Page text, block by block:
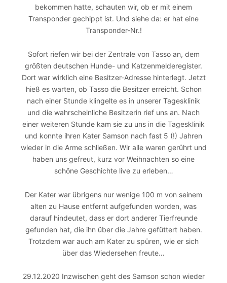
bekommen hatte, schauten wir, ob er mit einem
Transponder gechippt ist. Und siehe da: er hat eine
Transponder-Nr.!
Sofort riefen wir bei der Zentrale von Tasso an, dem
größten deutschen Hunde- und Katzenmelderegister.
Dort war wirklich eine Besitzer-Adresse hinterlegt. Jetzt
hieß es warten, ob Tasso die Besitzer erreicht. Schon
nach einer Stunde klingelte es in unserer Tagesklinik
und die wahrscheinliche Besitzerin rief uns an. Nach
einer weiteren Stunde kam sie zu uns in die Tagesklinik
und konnte ihren Kater Samson nach fast 5 (!) Jahren
wieder in die Arme schließen. Wir alle waren gerührt und
haben uns gefreut, kurz vor Weihnachten so eine
schöne Geschichte live zu erleben…
Der Kater war übrigens nur wenige 100 m von seinem
alten zu Hause entfernt aufgefunden worden, was
darauf hindeutet, dass er dort anderer Tierfreunde
gefunden hat, die ihn über die Jahre gefüttert haben.
Trotzdem war auch am Kater zu spüren, wie er sich
über das Wiedersehen freute…
29.12.2020 Inzwischen geht des Samson schon wieder